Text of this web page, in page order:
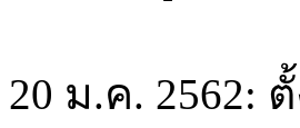
20 ม.ค. 2562: